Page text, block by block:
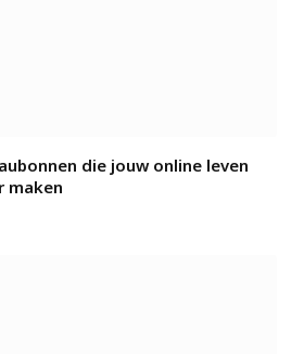
die jouw online leven
maken